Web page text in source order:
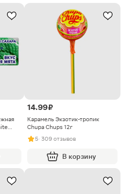
14.99 ₽
Карамель Экзотик-тропик
Chupa Chups 12г
5· 309 отзывов
В корзину